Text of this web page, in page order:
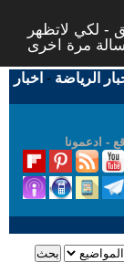
- لكي لاتظهر
الرياضة - اخبار
- ادعمونا